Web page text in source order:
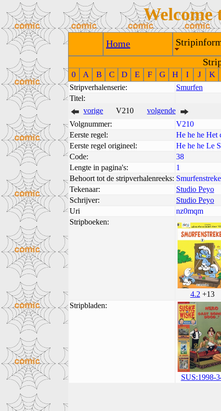
Welcome
Home
0 A B C D E F G H I J K
Stripverhalenserie:
Smurfen
Titel:
vorige
V210
volgende
Volgnummer:
V210
Eerste regel:
He he he Het
Eerste regel origineel:
He he he Le
Code:
38
Lengte in pagina's:
1
Behoort tot de stripverhalenreeks:
Tekenaar:
Studio Peyo
Schrijver:
Studio Peyo
Uri
nz0mqm
Stripboeken:
4.2 +13
Stripbladen:
SUS:1998-